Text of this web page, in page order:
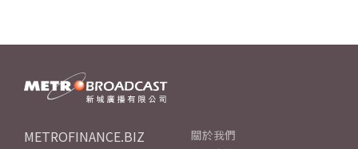
METROFINANCE.BIZ
關於我們